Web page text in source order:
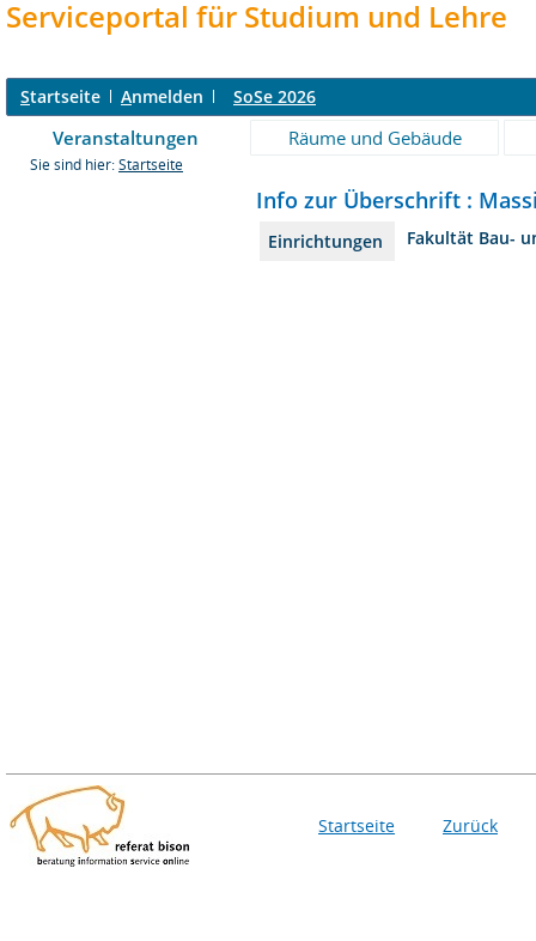
Serviceportal für Studium und Lehre
Startseite Anmelden SoSe 2026
Veranstaltungen Räume und Gebäude
Sie sind hier: Startseite
Info zur Überschrift :
Einrichtungen Fakultät Bau-
Startseite Zurück